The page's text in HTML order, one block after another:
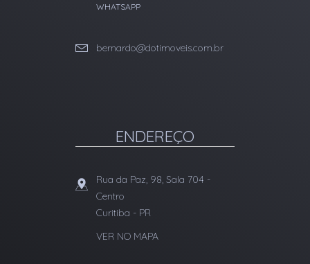
WHATSAPP
bernardo@dotimoveis.com.br
ENDEREÇO
Rua da Paz, 98, Sala 704 -
Centro
Curitiba - PR
VER NO MAPA